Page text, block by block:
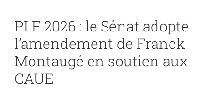
PLF 2026 : le Sénat adopte
l’amendement de Franck
Montaugé en soutien aux
CAUE